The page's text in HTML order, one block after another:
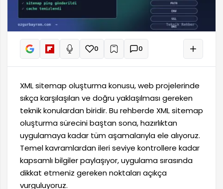
Sesli oku0 + 0
XML sitemap oluşturma konusu, web projelerinde
sıkça karşılaşılan ve doğru yaklaşılması gereken
teknik konulardan biridir. Bu rehberde XML sitemap
oluşturma sürecini baştan sona, hazırlıktan
uygulamaya kadar tüm aşamalarıyla ele alıyoruz.
Temel kavramlardan ileri seviye kontrollere kadar
kapsamlı bilgiler paylaşıyor, uygulama sırasında
dikkat etmeniz gereken noktaları açıkça
vurguluyoruz.